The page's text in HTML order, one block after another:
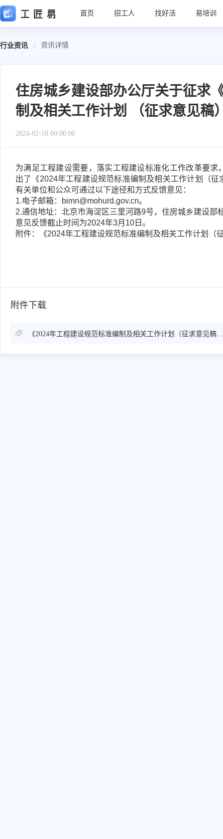
首页 招工人 找好活 易培训
行业资讯 资讯详情
住房城乡建设部办公厅关于征求
制及相关工作计划 （征求意见稿
2024-02-18 00:00:00
为满足工程建设需要，落实工程建设标准化工作改革要
出了《2024年工程建设规范标准编制及相关工作计划（
有关单位和公众可通过以下途径和方式反馈意见：
1.电子邮箱：bimn@mohurd.gov.cn。
2.通信地址：北京市海淀区三里河路9号，住房城乡建设部
意见反馈截止时间为2024年3月10日。
附件：《2024年工程建设规范标准编制及相关工作计划（
附件下载
《2024年工程建设规范标准编制及相关工作计划（征求意见稿）》.docx